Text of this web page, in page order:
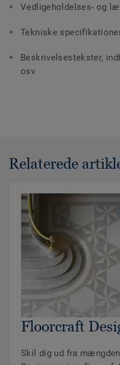
Vedligeholdelses- og
Tekniske
Beskrivelsestekster,
osv
Relaterede
Floorcraft
Skil dig ud fra